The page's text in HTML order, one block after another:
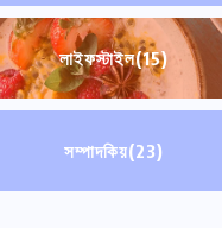
লাইফস্টাইল(15)
সম্পাদকিয়(23)